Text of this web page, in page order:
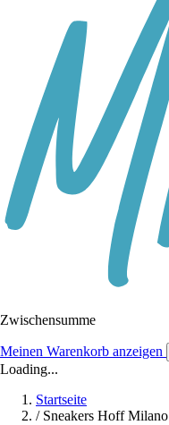
Zwischensumme
Meinen Warenkorb anzeigen
Loading...
Startseite
/ Sneakers Hoff Milano